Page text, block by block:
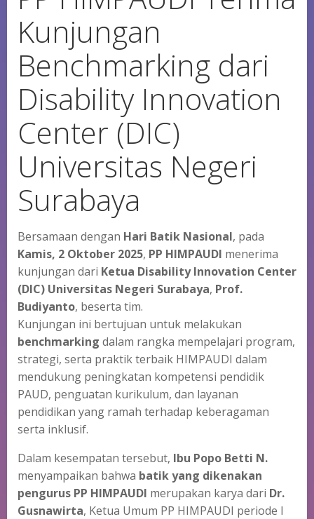
Kunjungan
Benchmarking dari
Disability Innovation
Center (DIC)
Universitas Negeri
Surabaya
Bersamaan dengan Hari Batik Nasional, pada
Kamis, 2 Oktober 2025, PP HIMPAUDI menerima
kunjungan dari Ketua Disability Innovation Center
(DIC) Universitas Negeri Surabaya, Prof.
Budiyanto, beserta tim.
Kunjungan ini bertujuan untuk melakukan
benchmarking dalam rangka mempelajari program,
strategi, serta praktik terbaik HIMPAUDI dalam
mendukung peningkatan kompetensi pendidik
PAUD, penguatan kurikulum, dan layanan
pendidikan yang ramah terhadap keberagaman
serta inklusif.
Dalam kesempatan tersebut, Ibu Popo Betti N.
menyampaikan bahwa batik yang dikenakan
pengurus PP HIMPAUDI merupakan karya dari Dr.
Gusnawirta, Ketua Umum PP HIMPAUDI periode I